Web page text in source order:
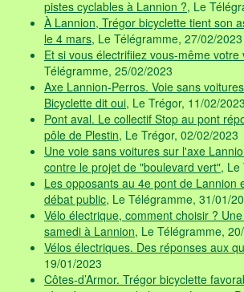
pistes cyclables à Lannion ?, Le
À Lannion, Trégor bicyclette tient son
le 4 mars, Le Télégramme, 27/02/2023
Et si vous électrifiiez vous-même votre
Télégramme, 25/02/2023
Axe Lannion-Perros. Voie sans
Bicyclette dit oui, Le Trégor, 11/02/2023
Pont aval. Le collectif Stop au pont
pôle de Plestin, Le Trégor, 02/02/2023
Une voie sans voitures sur l'axe
contre le projet de "boulevard vert", Le
Les opposants au 4e pont de Lannion
débat public, Le Télégramme, 31/01/
Vélo électrique, comment choisir ?
samedi à Lannion, Le Télégramme,
Vélos électriques. Des réponses aux
19/01/2023
Côtes-d’Armor. Trégor bicyclette